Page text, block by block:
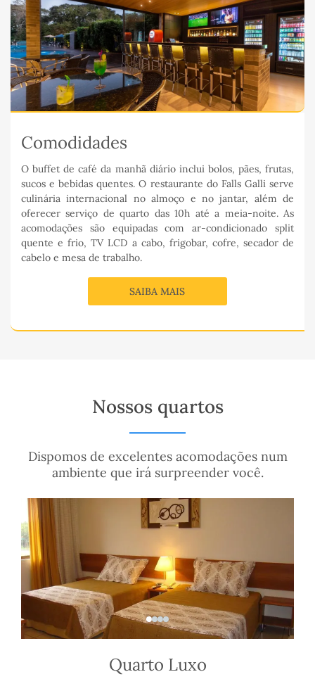
Comodidades
O buffet de café da manhã diário inclui bolos, pães, frutas,
sucos e bebidas quentes. O restaurante do Falls Galli serve
culinária internacional no almoço e no jantar, além de
oferecer serviço de quarto das 10h até a meia-noite. As
acomodações são equipadas com ar-condicionado split
quente e frio, TV LCD a cabo, frigobar, cofre, secador de
cabelo e mesa de trabalho.
SAIBA MAIS
Nossos quartos
Dispomos de excelentes acomodações num
ambiente que irá surpreender você.
Quarto Luxo